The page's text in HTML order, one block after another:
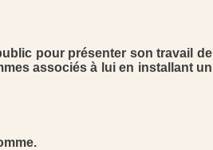
pour présenter son travail de
associés à lui en installant un